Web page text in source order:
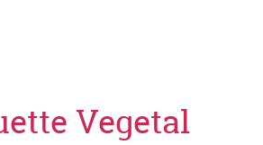
Vegetal